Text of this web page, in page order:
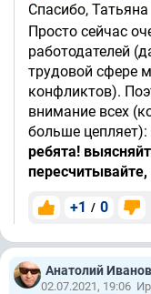
Спасибо,
Просто сейчас
работодателей
трудовой сфере
конфликтов).
внимание всех
больше цепляет):
ребята!
пересчитывайте,
+1 / 0
Анатолий
02.07.2021, 19:06